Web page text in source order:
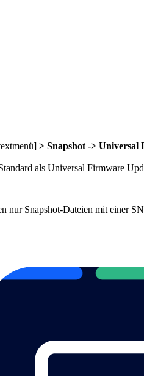
> Snapshot -> Universal
als Universal Firmware
nur Snapshot-Dateien mit einer